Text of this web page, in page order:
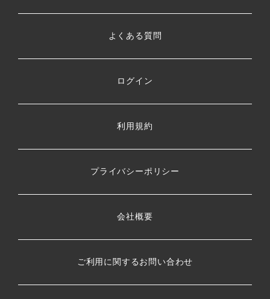
よくある質問
ログイン
利用規約
プライバシーポリシー
会社概要
ご利用に関するお問い合わせ